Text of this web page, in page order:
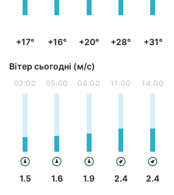
+17° +16° +20° +28° +31°
Вітер сьогодні (м/с)
02:00
1.5
05:00
1.6
08:00
1.9
11:00
2.4
14:00
2.4